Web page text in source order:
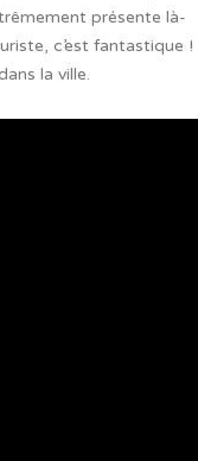
présente là-
c’est fantastique !
la ville.